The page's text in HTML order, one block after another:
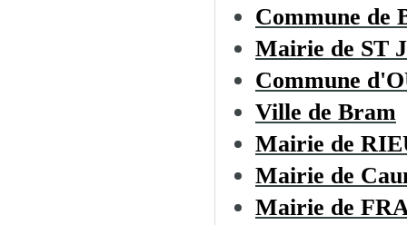
Commune de
Mairie de ST
Commune
Ville de Bram
Mairie de
Mairie de
Mairie de